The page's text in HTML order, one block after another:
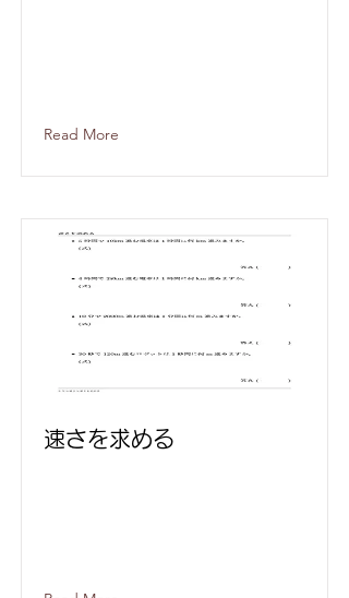
Read More
速さを求める